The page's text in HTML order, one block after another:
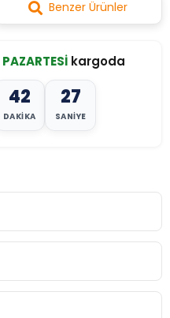
Benzer Ürünler
PAZARTESİkargoda
42
DAKIKA
24
SANIYE